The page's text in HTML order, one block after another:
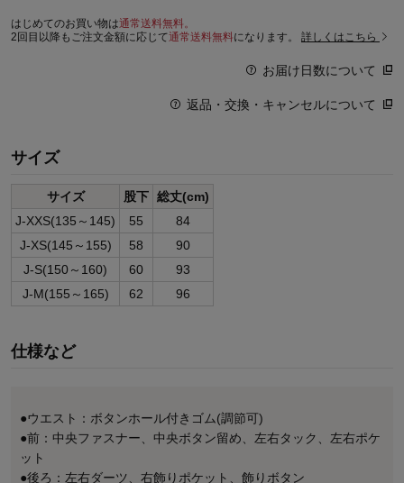
はじめてのお買い物は通常送料無料。
2回目以降もご注文金額に応じて通常送料無料になります。 詳しくはこちら
お届け日数について
返品・交換・キャンセルについて
サイズ
サイズ 股下 総丈(cm)
J-XXS(135～145)
55
84
J-XS(145～155)
58
90
J-S(150～160)
60
93
J-M(155～165)
62 96
仕様など
●ウエスト：ボタンホール付きゴム(調節可)
●前：中央ファスナー、中央ボタン留め、左右タック、左右ポケ
ット
●後ろ：左右ダーツ、右飾りポケット、飾りボタン